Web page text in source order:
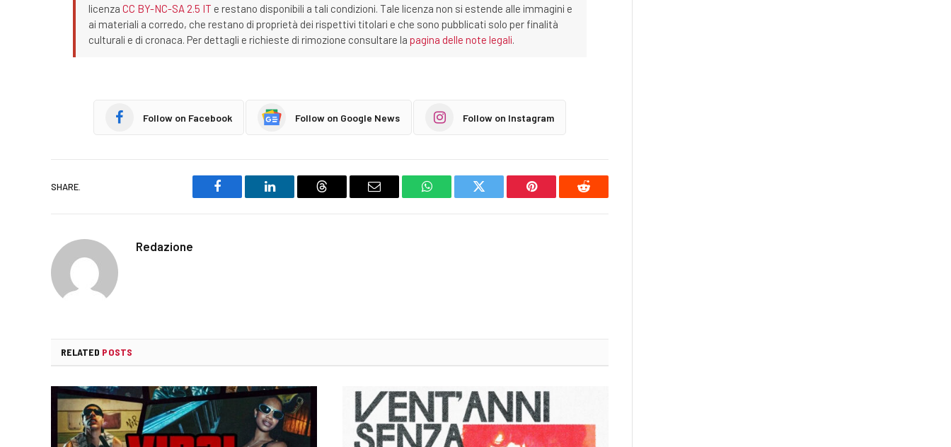
licenza CC BY-NC-SA 2.5 IT e restano disponibili a tali condizioni. Tale licenza non si estende alle immagini e
ai materiali a corredo, che restano di proprietà dei rispettivi titolari e che sono pubblicati solo per finalità
culturali e di cronaca. Per dettagli e richieste di rimozione consultare la pagina delle note legali
Follow on Facebook Follow on Google News Follow on Instagram
SHARE.
Facebook LinkedIn Threads Email WhatsAppTwitter Pinterest Reddit
Redazione
RELATED POSTS